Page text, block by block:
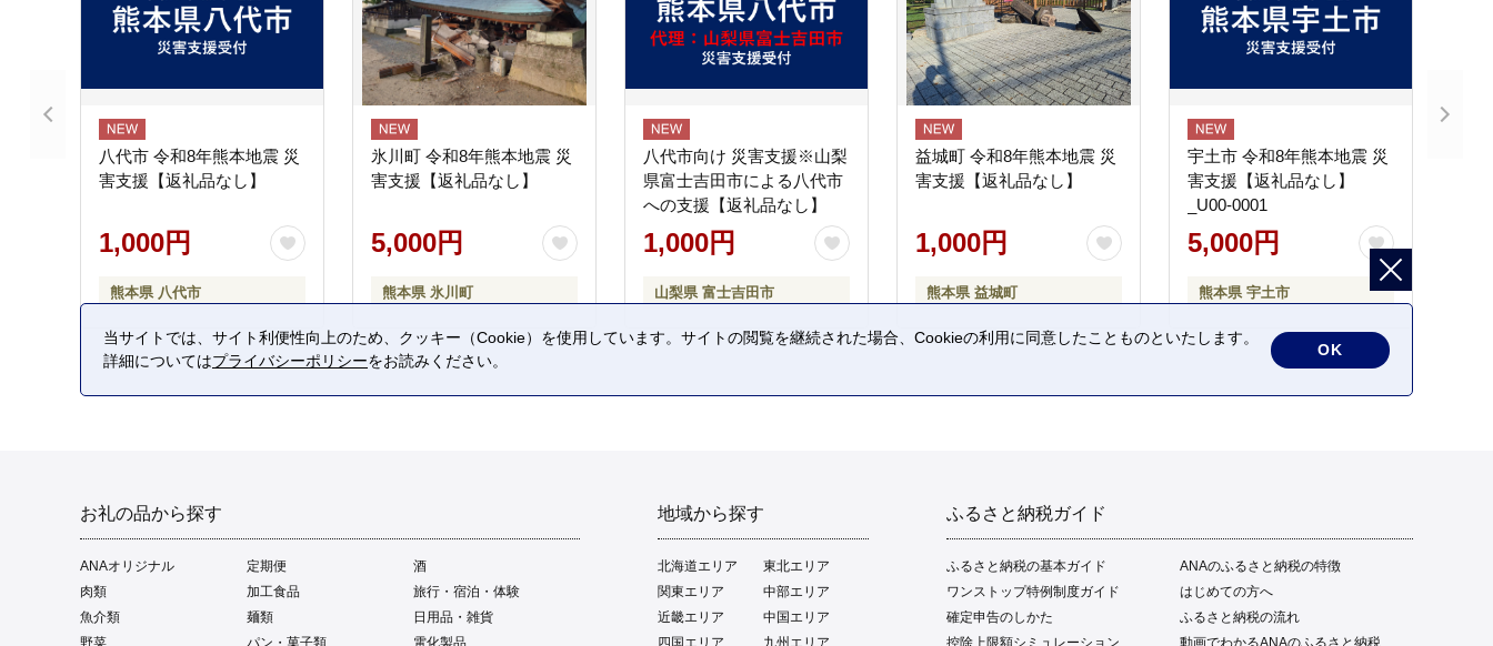
八代市 令和8年熊本地震 災
害支援【返礼品なし】
1,000円
熊本県 八代市
氷川町 令和8年熊本地震 災
害支援【返礼品なし】
5,000円
熊本県 氷川町
八代市向け 災害支援※山梨
県富士吉田市による八代市
への支援【返礼品なし】
1,000円
山梨県 富士吉田市
益城町 令和8年熊本地震 災
害支援【返礼品なし】
1,000円
熊本県 益城町
宇土市 令和8年熊本地震 災
害支援【返礼品なし】
_U00-0001
5,000円
熊本県 宇土市
お礼の品から探す
ANAオリジナル 定期便
酒
肉類
加工食品
旅行・宿泊・体験
魚介類
麺類
日用品・雑貨
野菜
パン・菓子類 電化製品
地域から探す
北海道エリア
東北エリア
関東エリア
中部エリア
近畿エリア
中国エリア
四国エリア
九州エリア
ふるさと納税ガイド
ふるさと納税の基本ガイド
ANAのふるさと納税の特徴
ワンストップ特例制度ガイド
はじめての方へ
確定申告のしかた
ふるさと納税の流れ
控除上限額シミュレーション
動画でわかるANAのふるさと納税
当サイトでは、サイト利便性向上のため、クッキー（Cookie）を使用しています。サイトの閲覧を継続された場合、Cookieの利用に同意したことものといたします。
詳細についてはプライバシーポリシーをお読みください。
OK